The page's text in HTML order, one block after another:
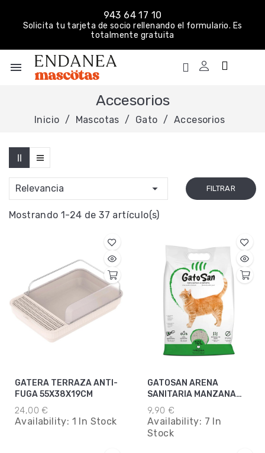
943 64 17 10
Solicita tu tarjeta de socio rellenando el formulario. Es
totalmente gratuita
menu
Accesorios
Inicio Mascotas Gato Accesorios
Relevancia  FILTRAR
Mostrando 1-24 de 37 artículo(s)
GATERA TERRAZA ANTI-
FUGA 55X38X19CM
24,00 €
Availability: 1 In Stock
GATOSAN ARENA
SANITARIA MANZANA
10L
9,90 €
Availability: 7 In
Stock